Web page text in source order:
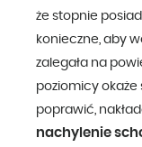
że stopnie
konieczne, aby
zalegała na
poziomicy okaże
poprawić,
nachylenie